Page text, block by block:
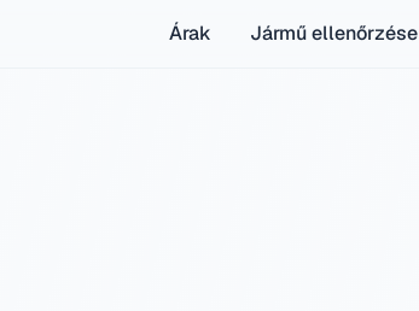
Árak
Jármű ellenőrzése